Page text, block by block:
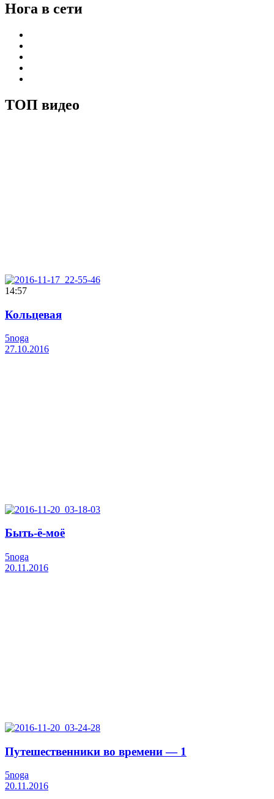
Нога в сети
ТОП видео
14:57
Кольцевая
5noga
27.10.2016
Быть-ё-моё
5noga
20.11.2016
Путешественники во времени — 1
5noga
20.11.2016